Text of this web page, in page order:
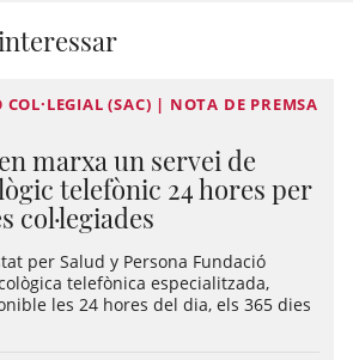
COL·LEGIAL (SAC) | NOTA DE PREMSA
marxa un servei de
telefònic 24 hores per
col·legiades
per Salud y Persona Fundació
telefònica especialitzada,
les 24 hores del dia, els 365 dies